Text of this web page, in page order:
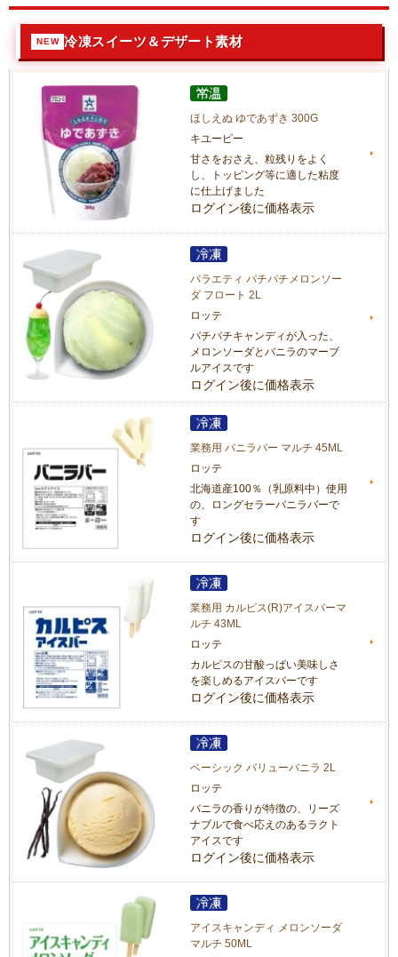
冷凍スイーツ＆デザート素材
ほしえぬ ゆであずき 300G
キユーピー
甘さをおさえ、粒残りをよく
し、トッピング等に適した粘度
に仕上げました
ログイン後に価格表示
バラエティ パチパチメロンソー
ダ フロート 2L
ロッテ
パチパチキャンディが入った、
メロンソーダとバニラのマーブ
ルアイスです
ログイン後に価格表示
業務用 バニラバー マルチ 45ML
ロッテ
北海道産100％（乳原料中）使用
の、ロングセラーバニラバーで
す
ログイン後に価格表示
業務用 カルピス(R)アイスバーマ
ルチ 43ML
ロッテ
カルピスの甘酸っぱい美味しさ
を楽しめるアイスバーです
ログイン後に価格表示
ベーシック バリューバニラ 2L
ロッテ
バニラの香りが特徴の、リーズ
ナブルで食べ応えのあるラクト
アイスです
ログイン後に価格表示
アイスキャンディ メロンソーダ
マルチ 50ML